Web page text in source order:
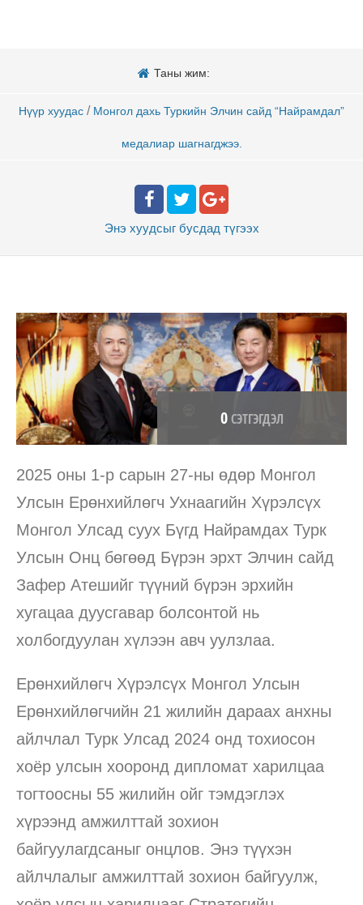
Таны жим:
Нүүр хуудас / Монгол дахь Туркийн Элчин сайд “Найрамдал”
медалиар шагнагджээ.
Энэ хуудсыг бусдад түгээх
0СЭТГЭГДЭЛ
2025 оны 1-р сарын 27-ны өдөр Монгол
Улсын Ерөнхийлөгч Ухнаагийн Хүрэлсүх
Монгол Улсад суух Бүгд Найрамдах Турк
Улсын Онц бөгөөд Бүрэн эрхт Элчин сайд
Зафер Атешийг түүний бүрэн эрхийн
хугацаа дуусгавар болсонтой нь
холбогдуулан хүлээн авч уулзлаа.
Ерөнхийлөгч Хүрэлсүх Монгол Улсын
Ерөнхийлөгчийн 21 жилийн дараах анхны
айлчлал Турк Улсад 2024 онд тохиосон
хоёр улсын хооронд дипломат харилцаа
тогтоосны 55 жилийн ойг тэмдэглэх
хүрээнд амжилттай зохион
байгуулагдсаныг онцлов. Энэ түүхэн
айлчлалыг амжилттай зохион байгуулж,